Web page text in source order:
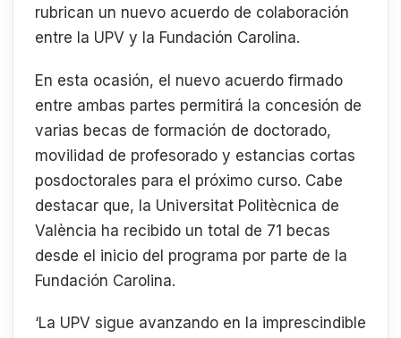
rubrican un nuevo acuerdo de colaboración
entre la UPV y la Fundación Carolina.
En esta ocasión, el nuevo acuerdo firmado
entre ambas partes permitirá la concesión de
varias becas de formación de doctorado,
movilidad de profesorado y estancias cortas
posdoctorales para el próximo curso. Cabe
destacar que, la Universitat Politècnica de
València ha recibido un total de 71 becas
desde el inicio del programa por parte de la
Fundación Carolina.
‘La UPV sigue avanzando en la imprescindible